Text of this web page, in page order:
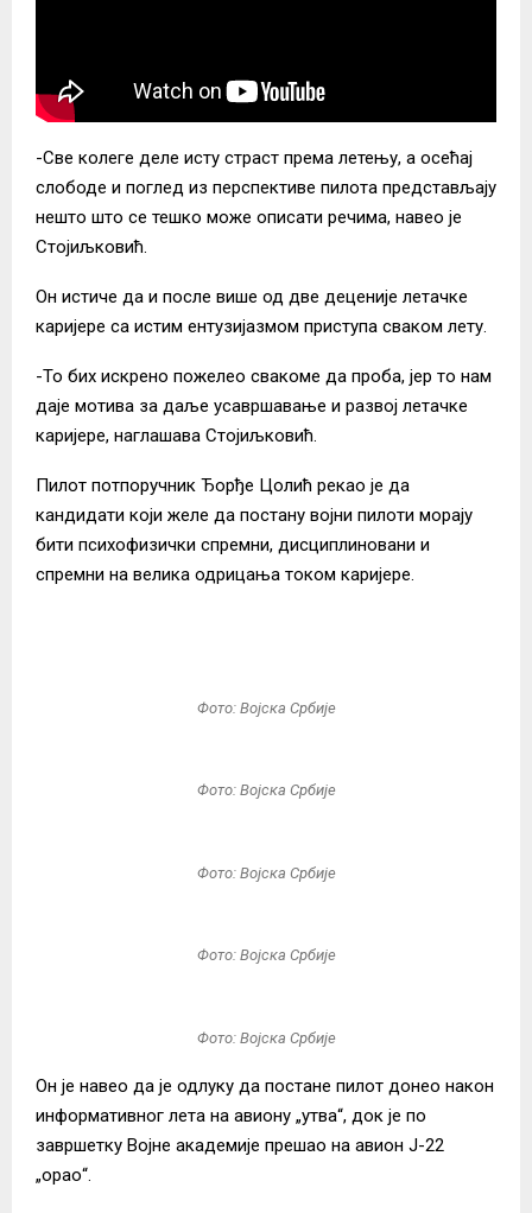
-Све колеге деле исту страст према летењу, а осећај
слободе и поглед из перспективе пилота представљају
нешто што се тешко може описати речима, навео је
Стојиљковић.
Он истиче да и после више од две деценије летачке
каријере са истим ентузијазмом приступа сваком лету.
-То бих искрено пожелео свакоме да проба, јер то нам
даје мотива за даље усавршавање и развој летачке
каријере, наглашава Стојиљковић.
Пилот потпоручник Ђорђе Цолић рекао је да
кандидати који желе да постану војни пилоти морају
бити психофизички спремни, дисциплиновани и
спремни на велика одрицања током каријере.
Фото: Војска Србије
Фото: Војска Србије
Фото: Војска Србије
Фото: Војска Србије
Фото: Војска Србије
Он је навео да је одлуку да постане пилот донео након
информативног лета на авиону „утва“, док је по
завршетку Војне академије прешао на авион Ј-22
„орао“.